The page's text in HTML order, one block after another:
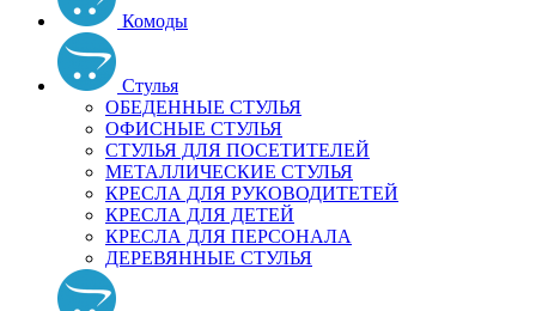
Комоды
Стулья
ОБЕДЕННЫЕ СТУЛЬЯ
ОФИСНЫЕ СТУЛЬЯ
СТУЛЬЯ ДЛЯ ПОСЕТИТЕЛЕЙ
МЕТАЛЛИЧЕСКИЕ СТУЛЬЯ
КРЕСЛА ДЛЯ РУКОВОДИТЕТЕЙ
КРЕСЛА ДЛЯ ДЕТЕЙ
КРЕСЛА ДЛЯ ПЕРСОНАЛА
ДЕРЕВЯННЫЕ СТУЛЬЯ